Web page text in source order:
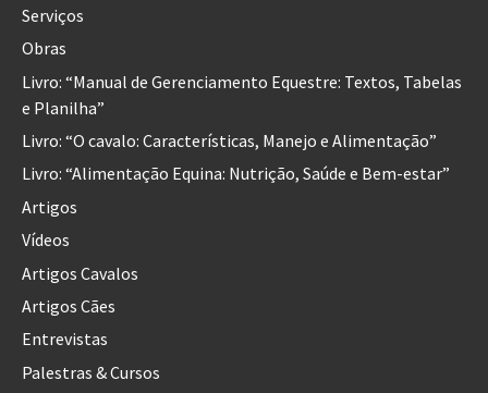
Serviços
Obras
Livro: “Manual de Gerenciamento Equestre: Textos, Tabelas
e Planilha”
Livro: “O cavalo: Características, Manejo e Alimentação”
Livro: “Alimentação Equina: Nutrição, Saúde e Bem-estar”
Artigos
Vídeos
Artigos Cavalos
Artigos Cães
Entrevistas
Palestras & Cursos